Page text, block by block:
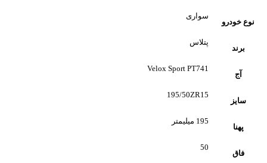
نوع خودرو
سواری
برند
پتلاس
آج
Velox Sport PT741
سایز
195/50ZR15
پهنا
195 میلیمتر
فاق
50